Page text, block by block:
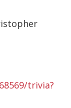
trivia?